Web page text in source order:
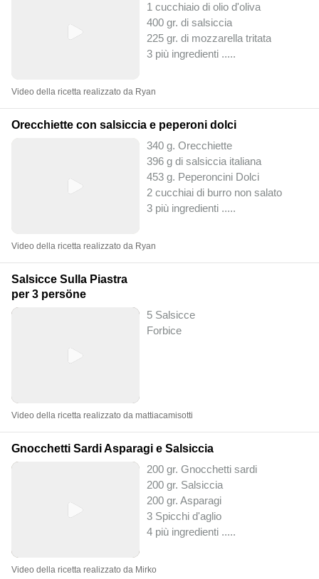
1 cucchiaio di olio d'oliva
400 gr. di salsiccia
225 gr. di mozzarella tritata
3 più ingredienti .....
Video della ricetta realizzato da Ryan
Orecchiette con salsiccia e peperoni dolci
340 g. Orecchiette
396 g di salsiccia italiana
453 g. Peperoncini Dolci
2 cucchiai di burro non salato
3 più ingredienti .....
Video della ricetta realizzato da Ryan
Salsicce Sulla Piastra
per 3 persöne
5 Salsicce
Forbice
Video della ricetta realizzato da mattiacamisotti
Gnocchetti Sardi Asparagi e Salsiccia
200 gr. Gnocchetti sardi
200 gr. Salsiccia
200 gr. Asparagi
3 Spicchi d'aglio
4 più ingredienti .....
Video della ricetta realizzato da Mirko